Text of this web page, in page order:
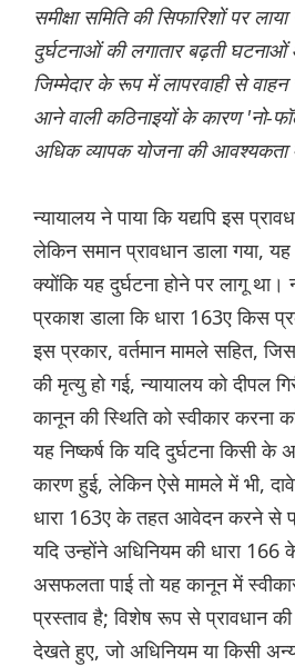
समीक्षा समिति की सिफारिशों पर
दुर्घटनाओं की लगातार बढ़ती
जिम्मेदार के रूप में लापरवाही से
आने वाली कठिनाइयों के कारण 'नो-
अधिक व्यापक योजना की
न्यायालय ने पाया कि यद्यपि इस
लेकिन समान प्रावधान डाला गया,
क्योंकि यह दुर्घटना होने पर लागू
प्रकाश डाला कि धारा 163ए किस
इस प्रकार, वर्तमान मामले सहित,
की मृत्यु हो गई, न्यायालय को दीपल
कानून की स्थिति को स्वीकार करना
यह निष्कर्ष कि यदि दुर्घटना किसी
कारण हुई, लेकिन ऐसे मामले में भी,
धारा 163ए के तहत आवेदन करने से
यदि उन्होंने अधिनियम की धारा
असफलता पाई तो यह कानून में
प्रस्ताव है; विशेष रूप से प्रावधान
देखते हुए, जो अधिनियम या किसी